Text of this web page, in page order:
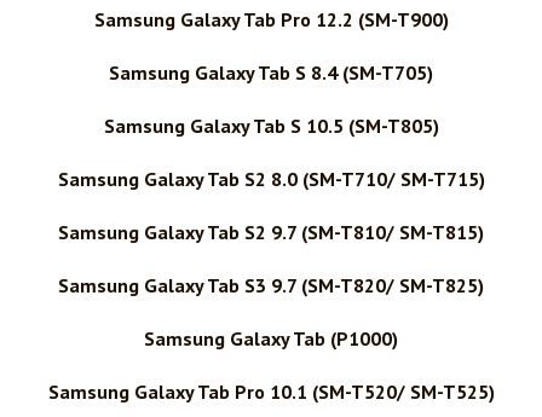
Samsung Galaxy Tab Pro 12.2 (SM-T900)
Samsung Galaxy Tab S 8.4 (SM-T705)
Samsung Galaxy Tab S 10.5 (SM-T805)
Samsung Galaxy Tab S2 8.0 (SM-T710/ SM-T715)
Samsung Galaxy Tab S2 9.7 (SM-T810/ SM-T815)
Samsung Galaxy Tab S3 9.7 (SM-T820/ SM-T825)
Samsung Galaxy Tab (P1000)
Samsung Galaxy Tab Pro 10.1 (SM-T520/ SM-T525)